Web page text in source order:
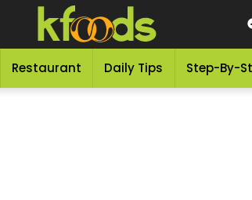
Restaurant Daily Tips Step-By-